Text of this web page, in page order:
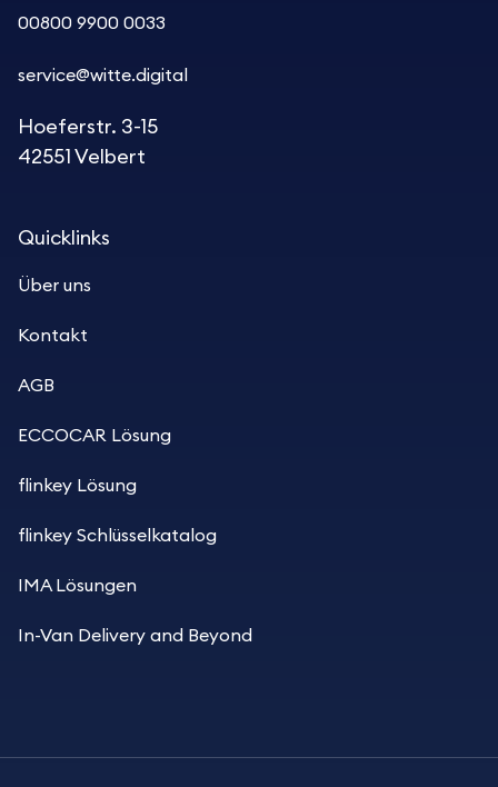
00800 9900 0033
service@witte.digital
Hoeferstr. 3-15
42551 Velbert
Quicklinks
Über uns
Kontakt
AGB
ECCOCAR Lösung
flinkey Lösung
flinkey Schlüsselkatalog
IMA Lösungen
In-Van Delivery and Beyond